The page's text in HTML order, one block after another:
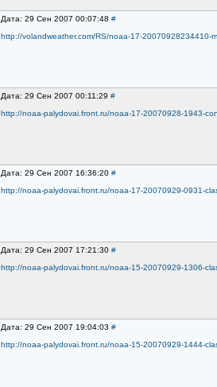
Дата: 29 Сен 2007 00:07:48 #
http://volandweather.com/RS/noaa-17-20070928234410-
Дата: 29 Сен 2007 00:11:29 #
http://noaa-palydovai.front.ru/noaa-17-20070928-1943-
Дата: 29 Сен 2007 16:36:20 #
http://noaa-palydovai.front.ru/noaa-17-20070929-0931-
Дата: 29 Сен 2007 17:21:30 #
http://noaa-palydovai.front.ru/noaa-15-20070929-1306-
Дата: 29 Сен 2007 19:04:03 #
http://noaa-palydovai.front.ru/noaa-15-20070929-1444-